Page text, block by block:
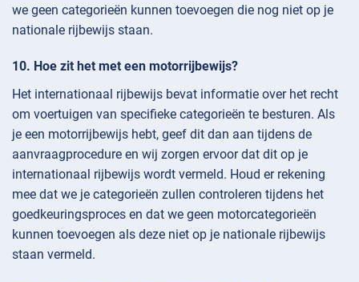
we geen categorieën kunnen toevoegen die nog niet op je
nationale rijbewijs staan.
Hoe zit het met een motorrijbewijs?
Het internationaal rijbewijs bevat informatie over het recht
om voertuigen van specifieke categorieën te besturen. Als
je een motorrijbewijs hebt, geef dit dan aan tijdens de
aanvraagprocedure en wij zorgen ervoor dat dit op je
internationaal rijbewijs wordt vermeld. Houd er rekening
mee dat we je categorieën zullen controleren tijdens het
goedkeuringsproces en dat we geen motorcategorieën
kunnen toevoegen als deze niet op je nationale rijbewijs
staan vermeld.